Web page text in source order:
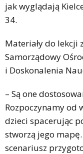
jak wyglądają
34.
Materiały do lekcji
Samorządowy
i Doskonalenia
– Są one
Rozpoczynamy od
dzieci spacerując
stworzą jego
scenariusz